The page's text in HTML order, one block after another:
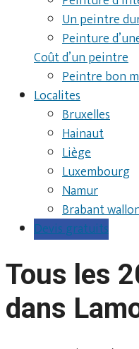
Un peintre
Peinture
Coût d’un peintre
Peintre bon
Localites
Bruxelles
Hainaut
Liège
Luxembourg
Namur
Brabant
Devis gratuits
Tous les
dans